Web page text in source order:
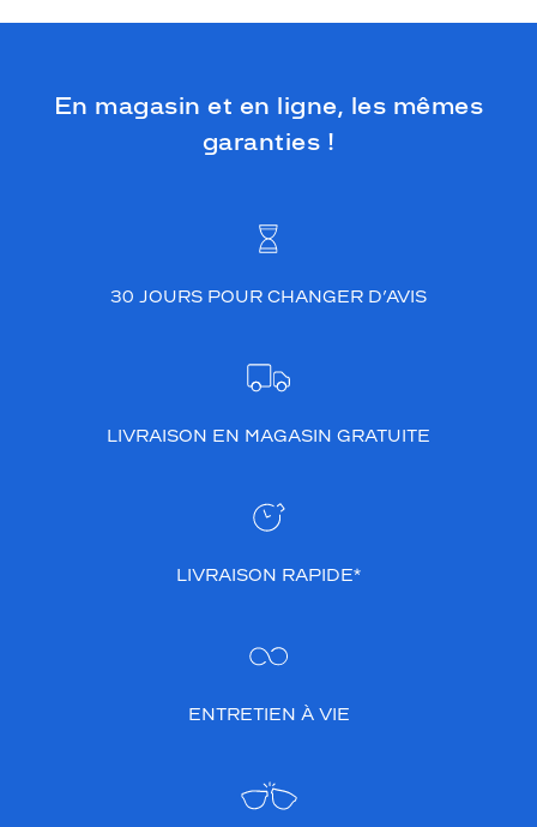
En magasin et en ligne, les mêmes
garanties !
30 JOURS POUR CHANGER D’AVIS
LIVRAISON EN MAGASIN GRATUITE
LIVRAISON RAPIDE*
ENTRETIEN À VIE